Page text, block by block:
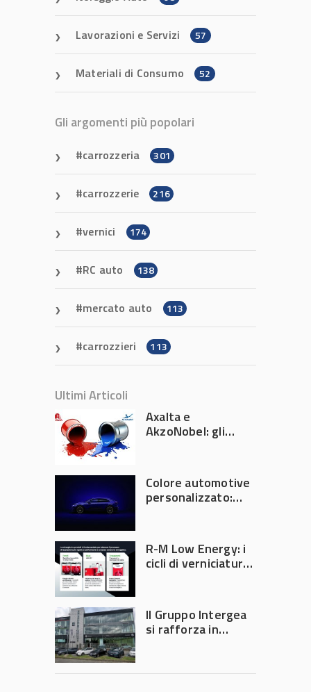
Lavorazioni e Servizi 57
Materiali di Consumo 52
Gli argomenti più popolari
carrozzeria 301
carrozzerie 216
vernici 174
RC auto 138
mercato auto 113
carrozzieri 113
Ultimi Articoli
Axalta e
AkzoNobel: gli
Colore automotive
personalizzato:
diventa ingegneria
di precisione
R-M Low Energy: i
cicli di verniciatura
tempi e costi in
carrozzeria
Il Gruppo Intergea
si rafforza in